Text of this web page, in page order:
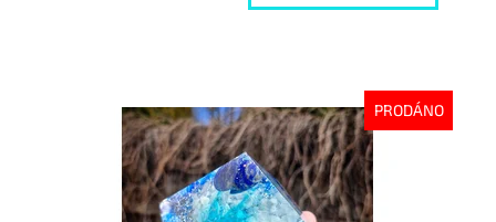
PRODÁNO
Dostupnost:
Vyprodáno
10151